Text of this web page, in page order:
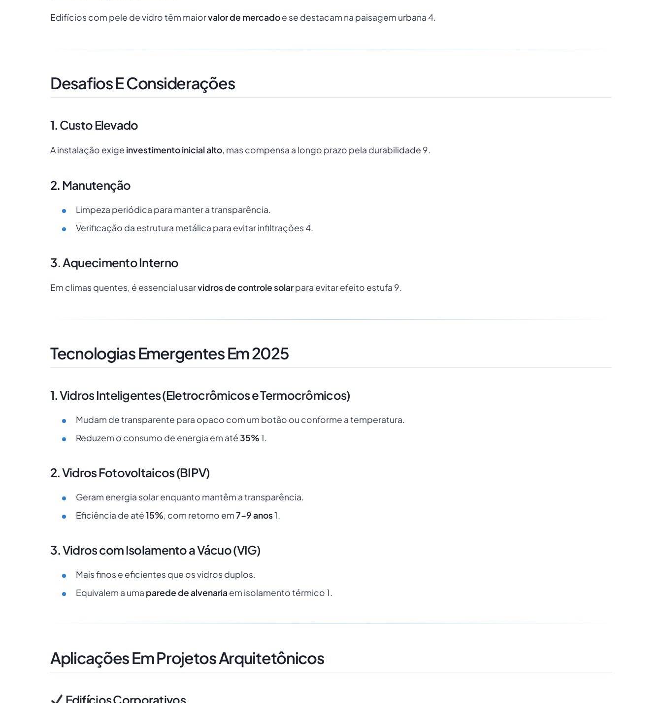
Edifícios com pele de vidro têm maiorvalor de mercadoe se destacam na paisagem urbana 4.
Desafios E Considerações
1. Custo Elevado
A instalação exige investimento inicial alto, mas compensa a longo prazo pela durabilidade 9.
2. Manutenção
Limpeza periódica para manter a transparência.
Verificação da estrutura metálica para evitar infiltrações 4.
3. Aquecimento Interno
Em climas quentes, é essencial usarvidros de controle solarpara evitar efeito estufa 9.
Tecnologias Emergentes Em 2025
1. Vidros Inteligentes (Eletrocrômicos e Termocrômicos)
Mudam de transparente para opaco com um botão ou conforme a temperatura.
Reduzem o consumo de energia em até35%1.
2. Vidros Fotovoltaicos (BIPV)
Geram energia solar enquanto mantêm a transparência.
Eficiência de até15%, com retorno em7-9 anos1.
3. Vidros com Isolamento a Vácuo (VIG)
Mais finos e eficientes que os vidros duplos.
Equivalem a uma parede de alvenaria em isolamento térmico 1.
Aplicações Em Projetos Arquitetônicos
Edifícios Corporativos